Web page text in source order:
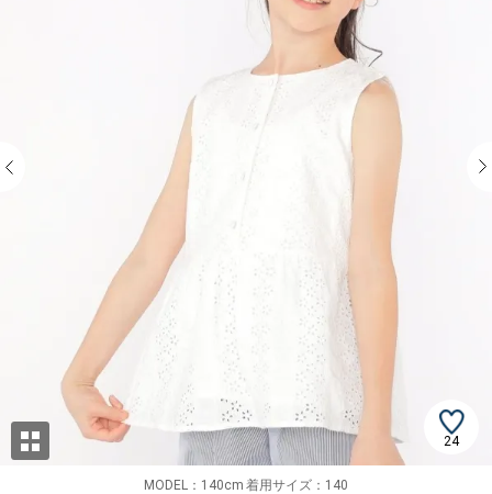
24
MODEL：140cm 着用サイズ：140